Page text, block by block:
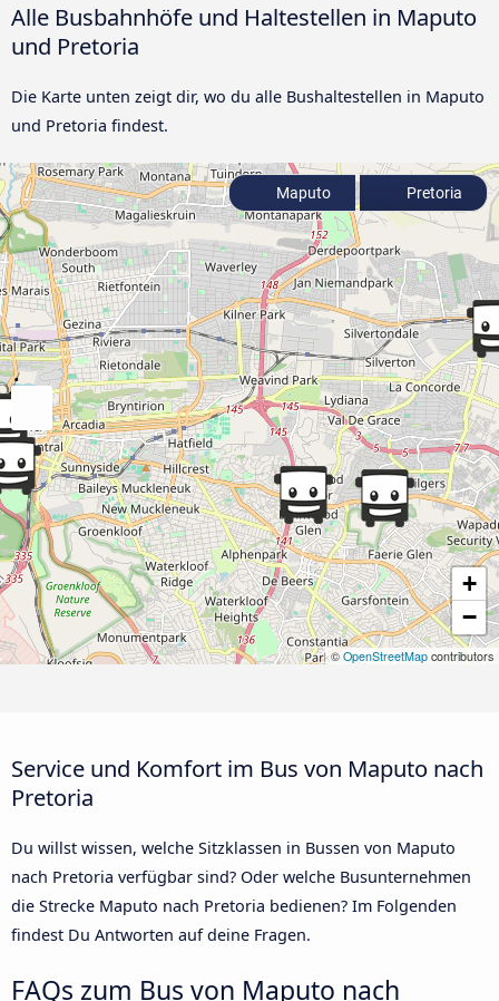
Alle Busbahnhöfe und Haltestellen in Maputo
und Pretoria
Die Karte unten zeigt dir, wo du alle Bushaltestellen in Maputo
und Pretoria findest.
+
−
© OpenStreetMap contributors
Maputo Pretoria
Service und Komfort im Bus von Maputo nach
Pretoria
Du willst wissen, welche Sitzklassen in Bussen von Maputo
nach Pretoria verfügbar sind? Oder welche Busunternehmen
die Strecke Maputo nach Pretoria bedienen? Im Folgenden
findest Du Antworten auf deine Fragen.
FAQs zum Bus von Maputo nach